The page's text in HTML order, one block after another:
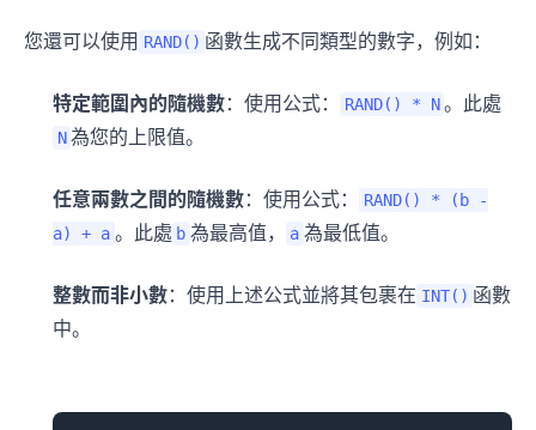
您還可以使用 RAND() 函數生成不同類型的數字，例如：
特定範圍內的隨機數：使用公式： RAND() * N 。此處
N 為您的上限值。
任意兩數之間的隨機數：使用公式：
RAND() * (b -
a) + a 。此處 b 為最高值， a 為最低值。
整數而非小數：使用上述公式並將其包裹在 INT() 函數
中。